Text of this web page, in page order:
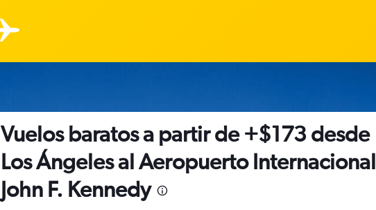
Vuelos baratos a partir de +$173 desde
Los Ángeles al Aeropuerto Internacional
John F. Kennedy